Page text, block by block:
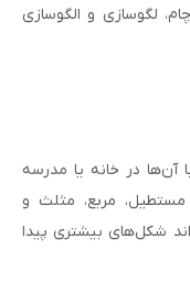
لگوسازی و الگوسازی
آن‌ها در خانه یا مدرسه
مربع، مثلث و
شکل‌های بیشتری پیدا